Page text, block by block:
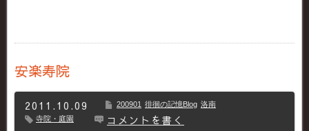
安楽寿院
2011.10.09 200901 徘徊の記憶Blog 洛南
寺院・庭園
コメントを書く